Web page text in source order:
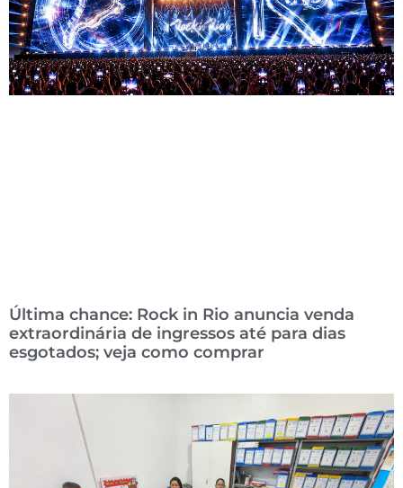
Última chance: Rock in Rio anuncia venda
extraordinária de ingressos até para dias
esgotados; veja como comprar